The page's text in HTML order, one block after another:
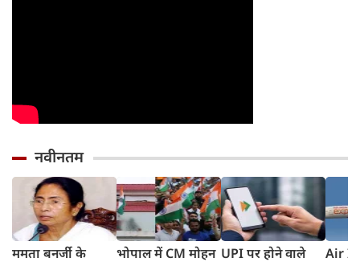
नवीनतम
ममता बनर्जी के
भोपाल में CM मोहन UPI पर होने वाले
Air